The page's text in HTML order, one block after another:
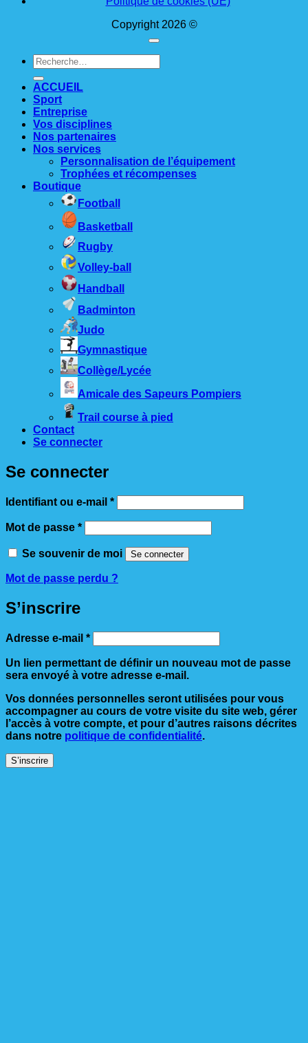
Copyright 2026 ©
Recherche
pour :
ACCUEIL
Sport
Entreprise
Vos disciplines
Nos partenaires
Nos services
Personnalisation de l’équipement
Trophées et récompenses
Boutique
Football
Basketball
Rugby
Volley-ball
Handball
Badminton
Judo
Gymnastique
Collège/Lycée
Amicale des Sapeurs Pompiers
Trail course à pied
Contact
Se connecter
Se connecter
Identifiant ou e-mail *Obligatoire
Mot de passe *Obligatoire
Se souvenir de moi Se connecter
Mot de passe perdu ?
S’inscrire
Adresse e-mail *Obligatoire
Un lien permettant de définir un nouveau mot de passe
sera envoyé à votre adresse e-mail.
Vos données personnelles seront utilisées pour vous
accompagner au cours de votre visite du site web, gérer
l’accès à votre compte, et pour d’autres raisons décrites
dans notre politique de confidentialité.
S’inscrire